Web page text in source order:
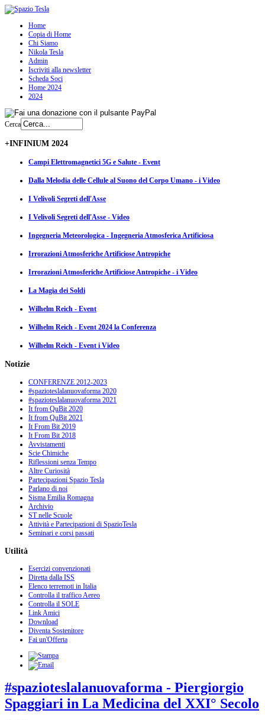
Home
Copia di Home
Chi Siamo
Nikola Tesla
Admin
Iscriviti alla newsletter
Scheda Soci
Home 2024
2024
Cerca
+INFINIUM 2024
Campi Elettromagnetici 5G e Salute - Event
Dalla Melodia delle Cellule al Suono del Corpo Umano - i Video
I Velivoli Segreti dell'Asse
I Velivoli Segreti dell'Asse - Video
Ingegneria Meteorologica - Ingegneria Atmosferica Artificiosa
Irrorazioni Atmosferiche Artificiose Antropiche
Irrorazioni Atmosferiche Artificiose Antropiche - i Video
La Magia dei Soldi
Wilhelm Reich - Event
Wilhelm Reich - Event 2024 la Conferenza
Wilhelm Reich - Event i Video
Notizie
CONFERENZE 2012-2023
#spazioteslalanuovaforma 2020
#spazioteslalanuovaforma 2021
It from QuBit 2020
It from QuBit 2021
It From Bit 2019
It From Bit 2018
Avvistamenti
Scie Chimiche
Riflessioni senza Tempo
Altre Curiosità
Partecipazioni Spazio Tesla
Parlano di noi
Sisma Emilia Romagna
Archivio
ST nelle Scuole
Attività e Partecipazioni di SpazioTesla
Seminari e corsi passati
Utilità
Esercizi convenzionati
Diretta dalla ISS
Elenco terremoti in Italia
Controlla il traffico Aereo
Controlla il SOLE
Link Amici
Download
Diventa Sostenitore
Fai un'Offerta
#spazioteslalanuovaforma - Piergiorgio
Spaggiari in La Medicina del XXI° Secolo